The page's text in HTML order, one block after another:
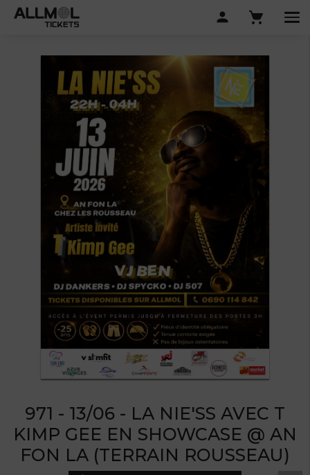
971 - 13/06 - LA NIE'SS AVEC T
KIMP GEE EN SHOWCASE @ AN
FON LA (TERRAIN ROUSSEAU)